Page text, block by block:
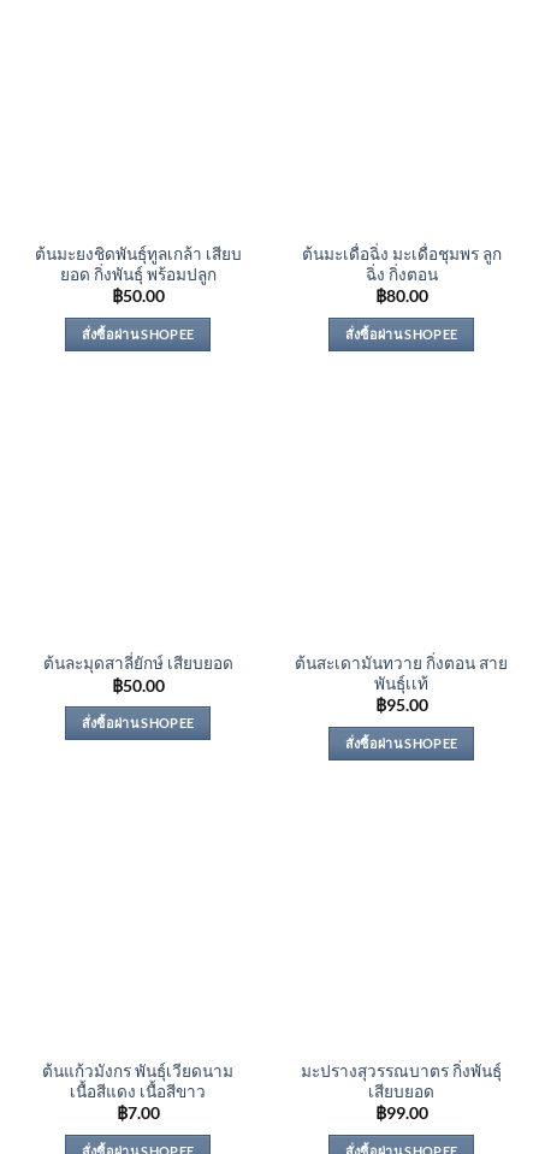
ต้นมะยงชิดพันธุ์ทูลเกล้า เสียบ
ยอด กิ่งพันธุ์ พร้อมปลูก
฿50.00
สั่งซื้อผ่าน SHOPEE
ต้นมะเดื่อฉิ่ง มะเดื่อชุมพร ลูก
ฉิ่ง กิ่งตอน
฿80.00
สั่งซื้อผ่าน SHOPEE
ต้นละมุดสาลี่ยักษ์ เสียบยอด
฿50.00
สั่งซื้อผ่าน SHOPEE
ต้นสะเดามันทวาย กิ่งตอน สาย
พันธุ์เเท้
฿95.00
สั่งซื้อผ่าน SHOPEE
ต้นแก้วมังกร พันธุ์เวียดนาม
เนื้อสีแดง เนื้อสีขาว
฿7.00
มะปรางสุวรรณบาตร กิ่งพันธุ์
เสียบยอด
฿99.00